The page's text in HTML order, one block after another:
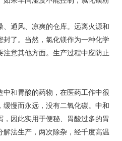
联系我们
通风、凉爽的仓库。远离火源和
封了。当然，氯化镁作为一种化学
意其他方面。生产过程中应防止
中和胃酸的药物，在医药工作中很
慢而永远，没有二氧化碳。中和
因此实用于便秘、胃酸过多的胃
法生产，两次除杂，经千度高温